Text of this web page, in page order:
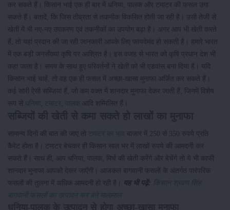
कर सकते हैं। किसान भाई एक ही बार में धनिया, पालक और टमाटर की फसल उगा
सकते हैं। बतादें, कि जिस तीव्रता से तकनीक विकसित होती जा रही है। उसी तेजी से
खेती में भी नए-नए उपकरण एवं तकनीकों का उपयोग बढ़ा है। अगर आप भी खेती करते
हैं, तो यहां प्रदान की जा रही जानकारी आपके लिए फायदेमंद हो सकती है। हमारे भारत
में एक बड़ी जनसँख्या कृषि पर आश्रित है। इस वजह से भारत को कृषि प्रधान देश भी
कहा जाता है। समय के साथ हुए परिवर्तनों ने खेती को भी एडवांस बना दिया है। यदि
किसान भाई चाहें, तो वह एक ही फसल में अच्छा-खासा मुनाफा अर्जित कर सकते हैं।
कई सारी ऐसी सब्जियां हैं, जो कम वक्त में शानदार मुनाफा देकर जाती हैं, जिनमें विशेष
रूप से धनिया टमाटर पालक आदि शम्मिलित हैं।
सामान्य दिनों की बात की जाए तो टमाटर का भाव
बाजार में 250 से 350 रुपये प्रति
कैरेट होता है। टमाटर बेचकर ही किसान साल भर में लाखों रुपये की आमदनी कर
सकते हैं। साथ ही, आप धनिया, पालक, मिर्च की खेती करेंगे और बेचेंगे तो ये भी काफी
शानदार मुनाफा आपको देकर जाऐंगी। आजकल बागवानी फसलों के अंतर्गत पारंपरिक
फसलों की तुलना में अधिक आमदनी हो रही है।
यह भी पढ़ें: किसान श्रवण सिंह
बागवानी फसलों का उत्पादन कर बने मालामाल